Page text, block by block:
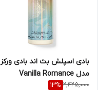
بادی اسپلش بث اند بادی ورکز
مدل Vanilla Romance
2,425,000
13%